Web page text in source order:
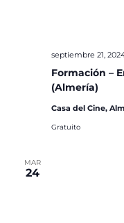
Formación –
(Almería)
septiembre 21,
Casa del Cine,
Gratuito
MAR
24